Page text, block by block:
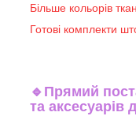
Більше кольорів
Готові комплекти
🔹 Прямий
та аксесуарів